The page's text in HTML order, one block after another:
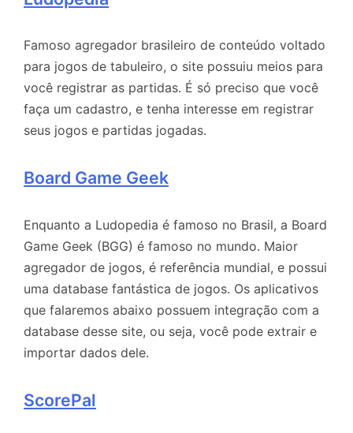
Famoso agregador brasileiro de conteúdo voltado
para jogos de tabuleiro, o site possuiu meios para
você registrar as partidas. É só preciso que você
faça um cadastro, e tenha interesse em registrar
seus jogos e partidas jogadas.
Board Game Geek
Enquanto a Ludopedia é famoso no Brasil, a Board
Game Geek (BGG) é famoso no mundo. Maior
agregador de jogos, é referência mundial, e possui
uma database fantástica de jogos. Os aplicativos
que falaremos abaixo possuem integração com a
database desse site, ou seja, você pode extrair e
importar dados dele.
ScorePal